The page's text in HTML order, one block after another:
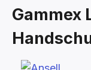
Gammex